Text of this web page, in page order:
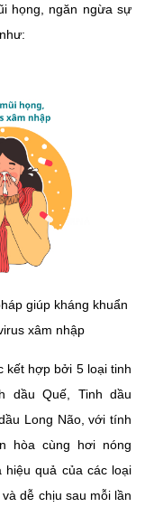
họng, ngăn ngừa sự
giúp kháng khuẩn
xâm nhập
kết hợp bởi 5 loại tinh
dầu Quế, Tinh dầu
Long Não, với tính
hòa cùng hơi nóng
quả của các loại
dễ chịu sau mỗi lần